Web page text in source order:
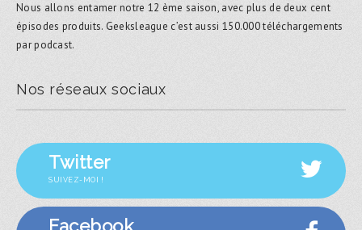
Nous allons entamer notre 12 ème saison, avec plus de deux cent
épisodes produits. Geeksleague c’est aussi 150.000 téléchargements
par podcast.
Nos réseaux sociaux
Twitter
SUIVEZ-MOI !